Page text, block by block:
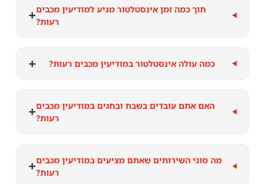
תוך כמה זמן אינסטלטור מגיע למודיעין מכבים
רעות?+
כמה עולה אינסטלטור במודיעין מכבים רעות? +
האם אתם עובדים בשבת ובחגים במודיעין מכבים
רעות?+
מה סוגי השירותים שאתם מציעים במודיעין מכבים
רעות?+